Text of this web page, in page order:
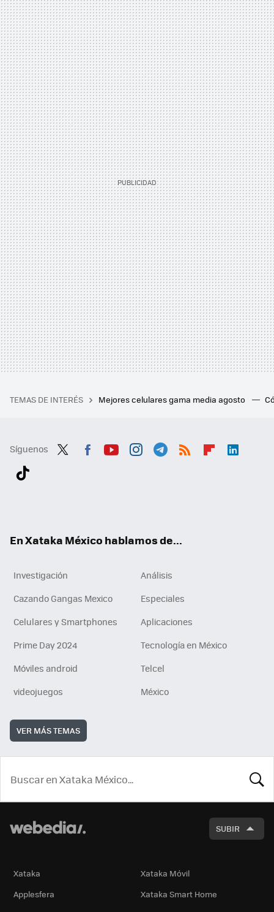
TEMAS DE INTERÉS Mejores celulares gama media agosto
Síguenos
En Xataka México hablamos de...
Investigación
Análisis
Cazando Gangas Mexico
Especiales
Celulares y Smartphones
Aplicaciones
Prime Day 2024
Tecnología en México
Móviles android
Telcel
videojuegos
México
VER MÁS TEMAS
SUBIR
Xataka
Xataka Móvil
Applesfera
Xataka Smart Home